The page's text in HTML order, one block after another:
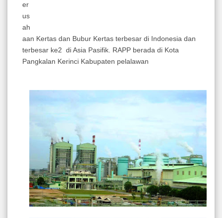
er
us
ah
aan Kertas dan Bubur Kertas terbesar di Indonesia dan
terbesar ke2 di Asia Pasifik. RAPP berada di Kota
Pangkalan Kerinci Kabupaten pelalawan